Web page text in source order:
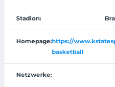
Stadion:
Homepage:https://
basketball
Netzwerke: